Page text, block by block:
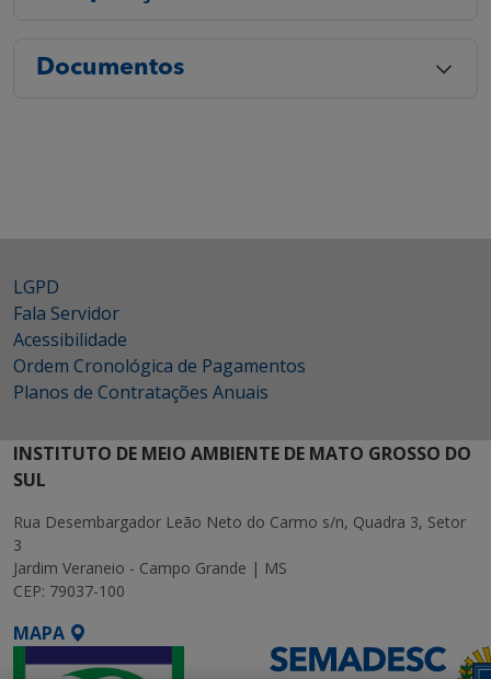
Documentos
LGPD
Fala Servidor
Acessibilidade
Ordem Cronológica de Pagamentos
Planos de Contratações Anuais
INSTITUTO DE MEIO AMBIENTE DE MATO GROSSO DO
SUL
Rua Desembargador Leão Neto do Carmo s/n, Quadra 3, Setor
3
Jardim Veraneio - Campo Grande | MS
CEP: 79037-100
MAPA